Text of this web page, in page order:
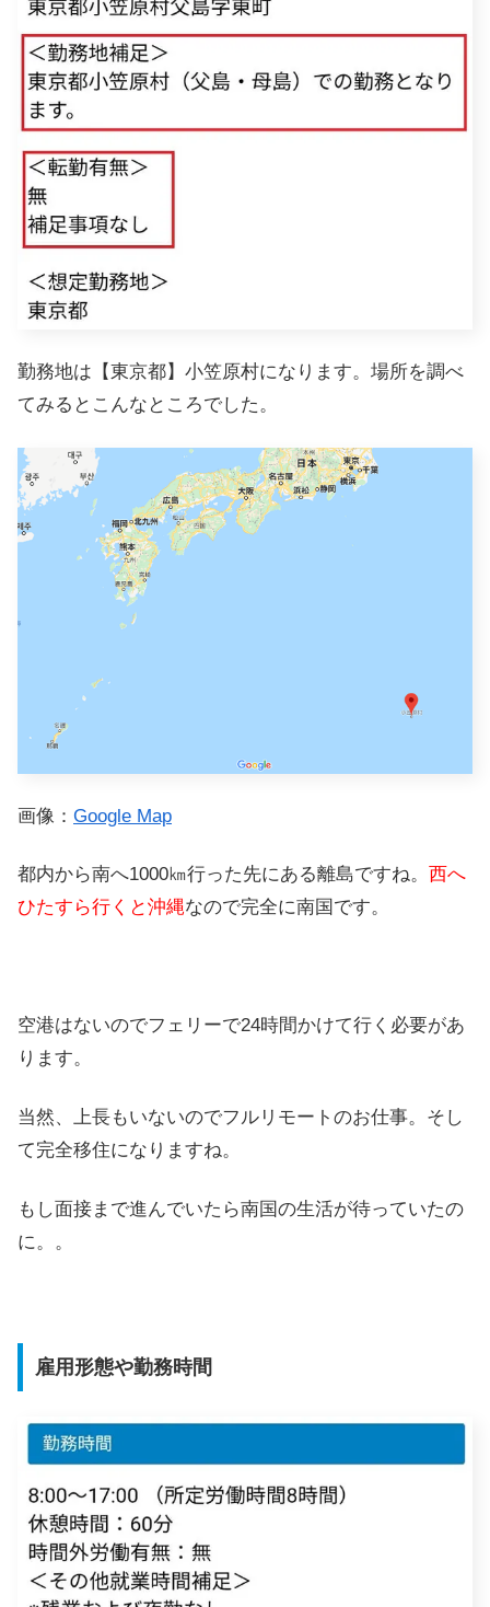
勤務地は【東京都】小笠原村になります。場所を調べ
てみるとこんなところでした。
画像： Google Map
都内から南へ1000㎞行った先にある離島ですね。 西へ
ひたすら行くと沖縄なので完全に南国です。
空港はないのでフェリーで24時間かけて行く必要があ
ります。
当然、上長もいないのでフルリモートのお仕事。そし
て完全移住になりますね。
もし面接まで進んでいたら南国の生活が待っていたの
に。。
雇用形態や勤務時間